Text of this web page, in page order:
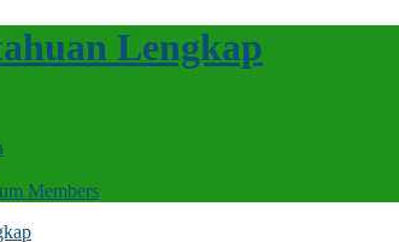
Lengkap
Members